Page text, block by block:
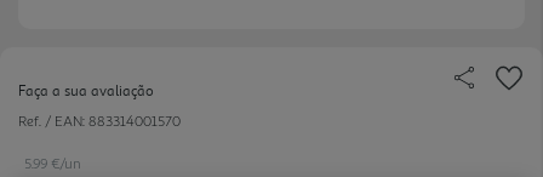
Faça a sua avaliação
Ref. / EAN: 883314001570
5.99 €/un